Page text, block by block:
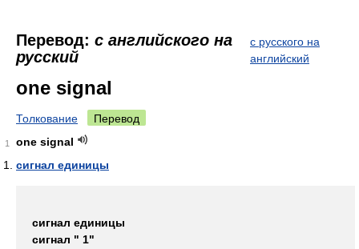
Перевод: с английского на
русский
с русского на
английский
one signal
Толкование Перевод
1
one signal
сигнал единицы
сигнал единицы
сигнал " 1"